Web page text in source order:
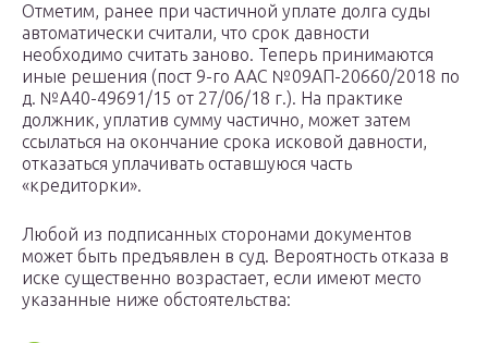
Отметим, ранее при частичной уплате долга суды
автоматически считали, что срок давности
необходимо считать заново. Теперь принимаются
иные решения (пост 9-го ААС №09АП-20660/2018 по
д. №А40-49691/15 от 27/06/18 г.). На практике
должник, уплатив сумму частично, может затем
ссылаться на окончание срока исковой давности,
отказаться уплачивать оставшуюся часть
«кредиторки».
Любой из подписанных сторонами документов
может быть предъявлен в суд. Вероятность отказа в
иске существенно возрастает, если имеют место
указанные ниже обстоятельства: